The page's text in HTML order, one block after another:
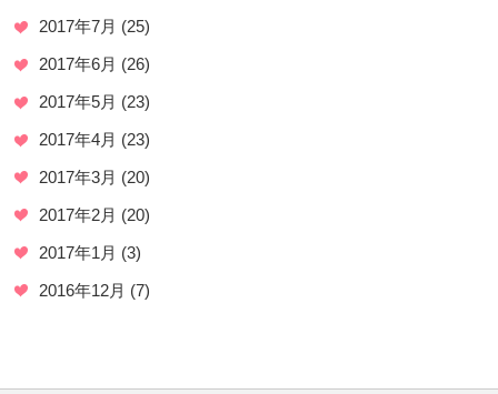
2017年7月 (25)
2017年6月 (26)
2017年5月 (23)
2017年4月 (23)
2017年3月 (20)
2017年2月 (20)
2017年1月 (3)
2016年12月 (7)